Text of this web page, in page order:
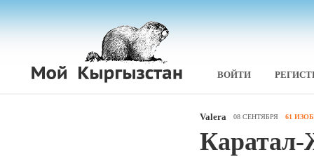
ВОЙТИ
Valera 08 СЕНТЯБРЯ 61